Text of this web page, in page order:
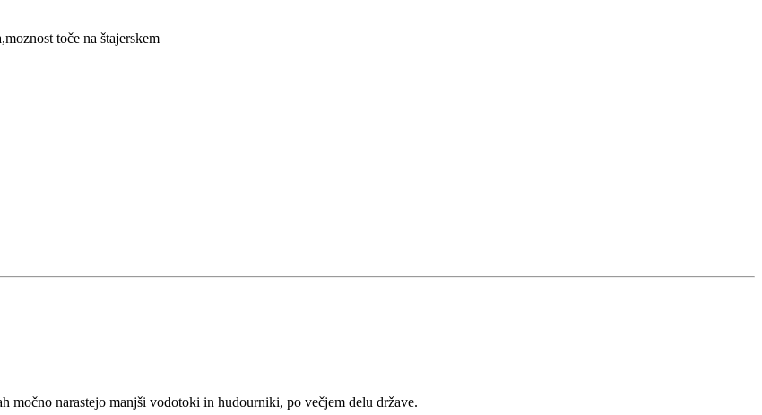
toče na štajerskem
močno narastejo manjši vodotoki in hudourniki, po večjem delu države.